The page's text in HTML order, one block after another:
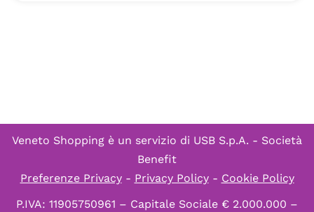
Veneto Shopping è un servizio di USB S.p.A. - Società
Benefit
Preferenze Privacy- Privacy Policy- Cookie Policy
P.IVA: 11905750961 – Capitale Sociale € 2.000.000 –